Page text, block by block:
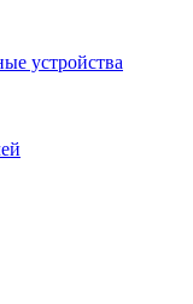
устройства